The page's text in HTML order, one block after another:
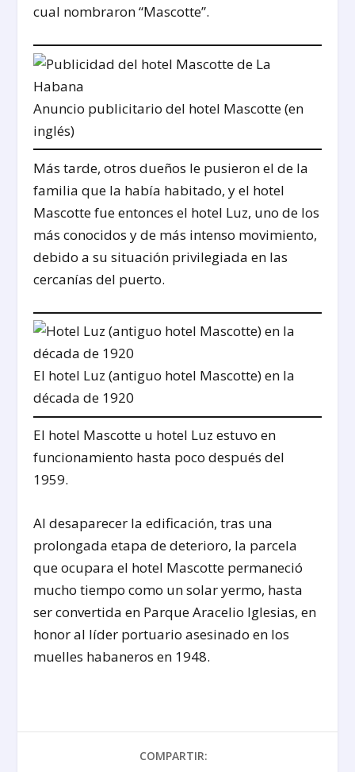
cual nombraron “Mascotte”.
Anuncio publicitario del hotel Mascotte (en
inglés)
Más tarde, otros dueños le pusieron el de la
familia que la había habitado, y el hotel
Mascotte fue entonces el hotel Luz, uno de los
más conocidos y de más intenso movimiento,
debido a su situación privilegiada en las
cercanías del puerto.
El hotel Luz (antiguo hotel Mascotte) en la
década de 1920
El hotel Mascotte u hotel Luz estuvo en
funcionamiento hasta poco después del
1959.
Al desaparecer la edificación, tras una
prolongada etapa de deterioro, la parcela
que ocupara el hotel Mascotte permaneció
mucho tiempo como un solar yermo, hasta
ser convertida en Parque Aracelio Iglesias, en
honor al líder portuario asesinado en los
muelles habaneros en 1948.
COMPARTIR: